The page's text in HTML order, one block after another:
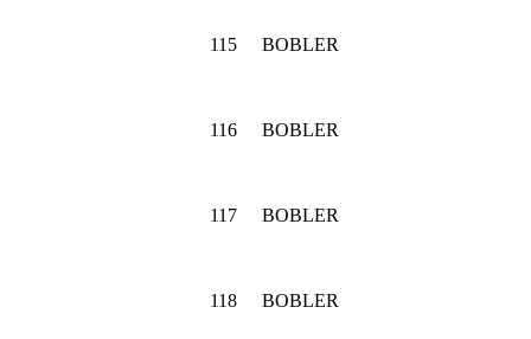
115 BOBLER
116 BOBLER
117 BOBLER
118 BOBLER